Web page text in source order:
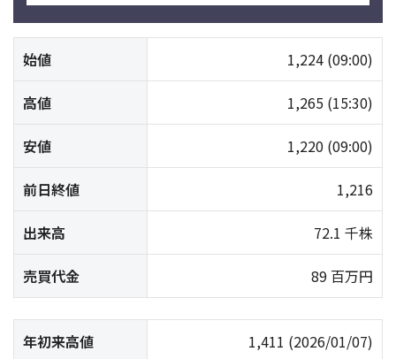
始値 1,224 (09:00)
高値 1,265 (15:30)
安値 1,220 (09:00)
前日終値 1,216
出来高 72.1 千株
売買代金 89 百万円
年初来高値 1,411 (2026/01/07)